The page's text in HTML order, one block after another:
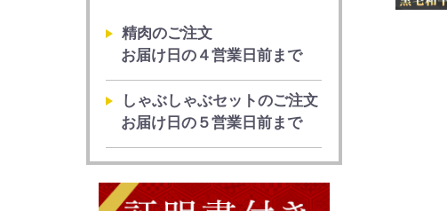
精肉のご注文
お届け日の４営業日前まで
しゃぶしゃぶセットのご注文
お届け日の５営業日前まで